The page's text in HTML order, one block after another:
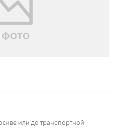
ФОТО
или до транспортной